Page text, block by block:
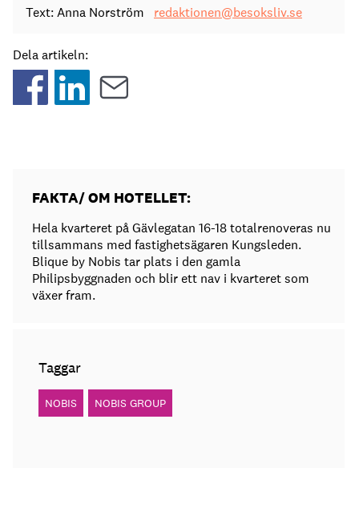
Text: Anna Norström redaktionen@besoksliv.se
Dela artikeln:
FAKTA/ OM HOTELLET:
Hela kvarteret på Gävlegatan 16-18 totalrenoveras nu
tillsammans med fastighetsägaren Kungsleden.
Blique by Nobis tar plats i den gamla
Philipsbyggnaden och blir ett nav i kvarteret som
växer fram.
Taggar
NOBIS NOBIS GROUP